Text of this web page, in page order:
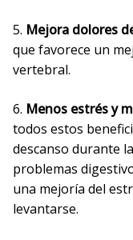
5. Mejora dolores
que favorece un
vertebral.
6. Menos estrés y
todos estos
descanso durante
problemas
una mejoría del
levantarse.